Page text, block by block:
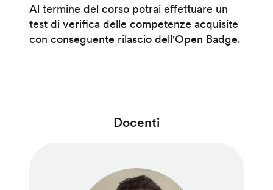
Al termine del corso potrai effettuare un
test di verifica delle competenze acquisite
con conseguente rilascio dell'Open Badge.
Docenti